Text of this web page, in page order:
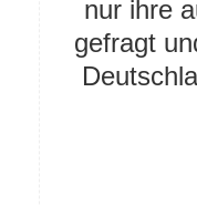
nur ihre
gefragt